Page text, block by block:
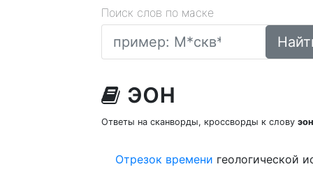
Поиск слов по маске
эон
Ответы на сканворды, кроссворды к слову эон
Отрезок времени геологической